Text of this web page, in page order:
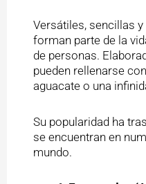
Versátiles, sencillas
forman parte de la
de personas.
pueden rellenarse
aguacate o una
Su popularidad ha
se encuentran en
mundo.